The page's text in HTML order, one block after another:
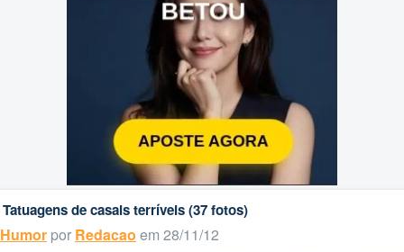
Tatuagens de casais terríveis (37 fotos)
Humor por Redacao em 28/11/12